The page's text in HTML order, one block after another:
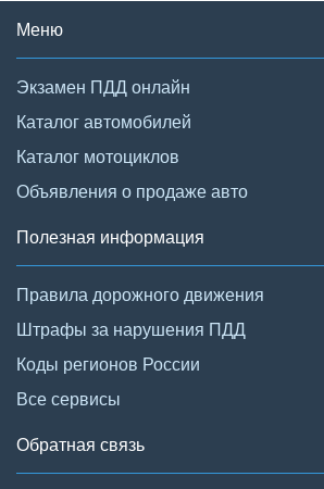
Меню
Экзамен ПДД онлайн
Каталог автомобилей
Каталог мотоциклов
Объявления о продаже авто
Полезная информация
Правила дорожного движения
Штрафы за нарушения ПДД
Коды регионов России
Все сервисы
Обратная связь